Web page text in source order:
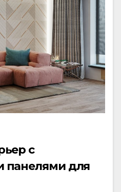
с
панелями для